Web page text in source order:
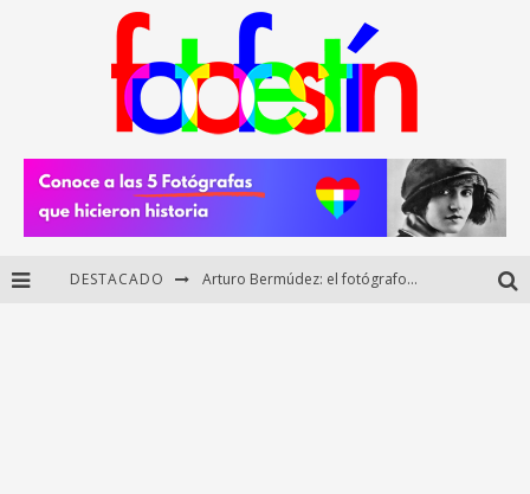
DESTACADO Arturo Bermúdez: el fotógrafo mexicano que brilló en los Premios HUAWEI XMAGE 2025